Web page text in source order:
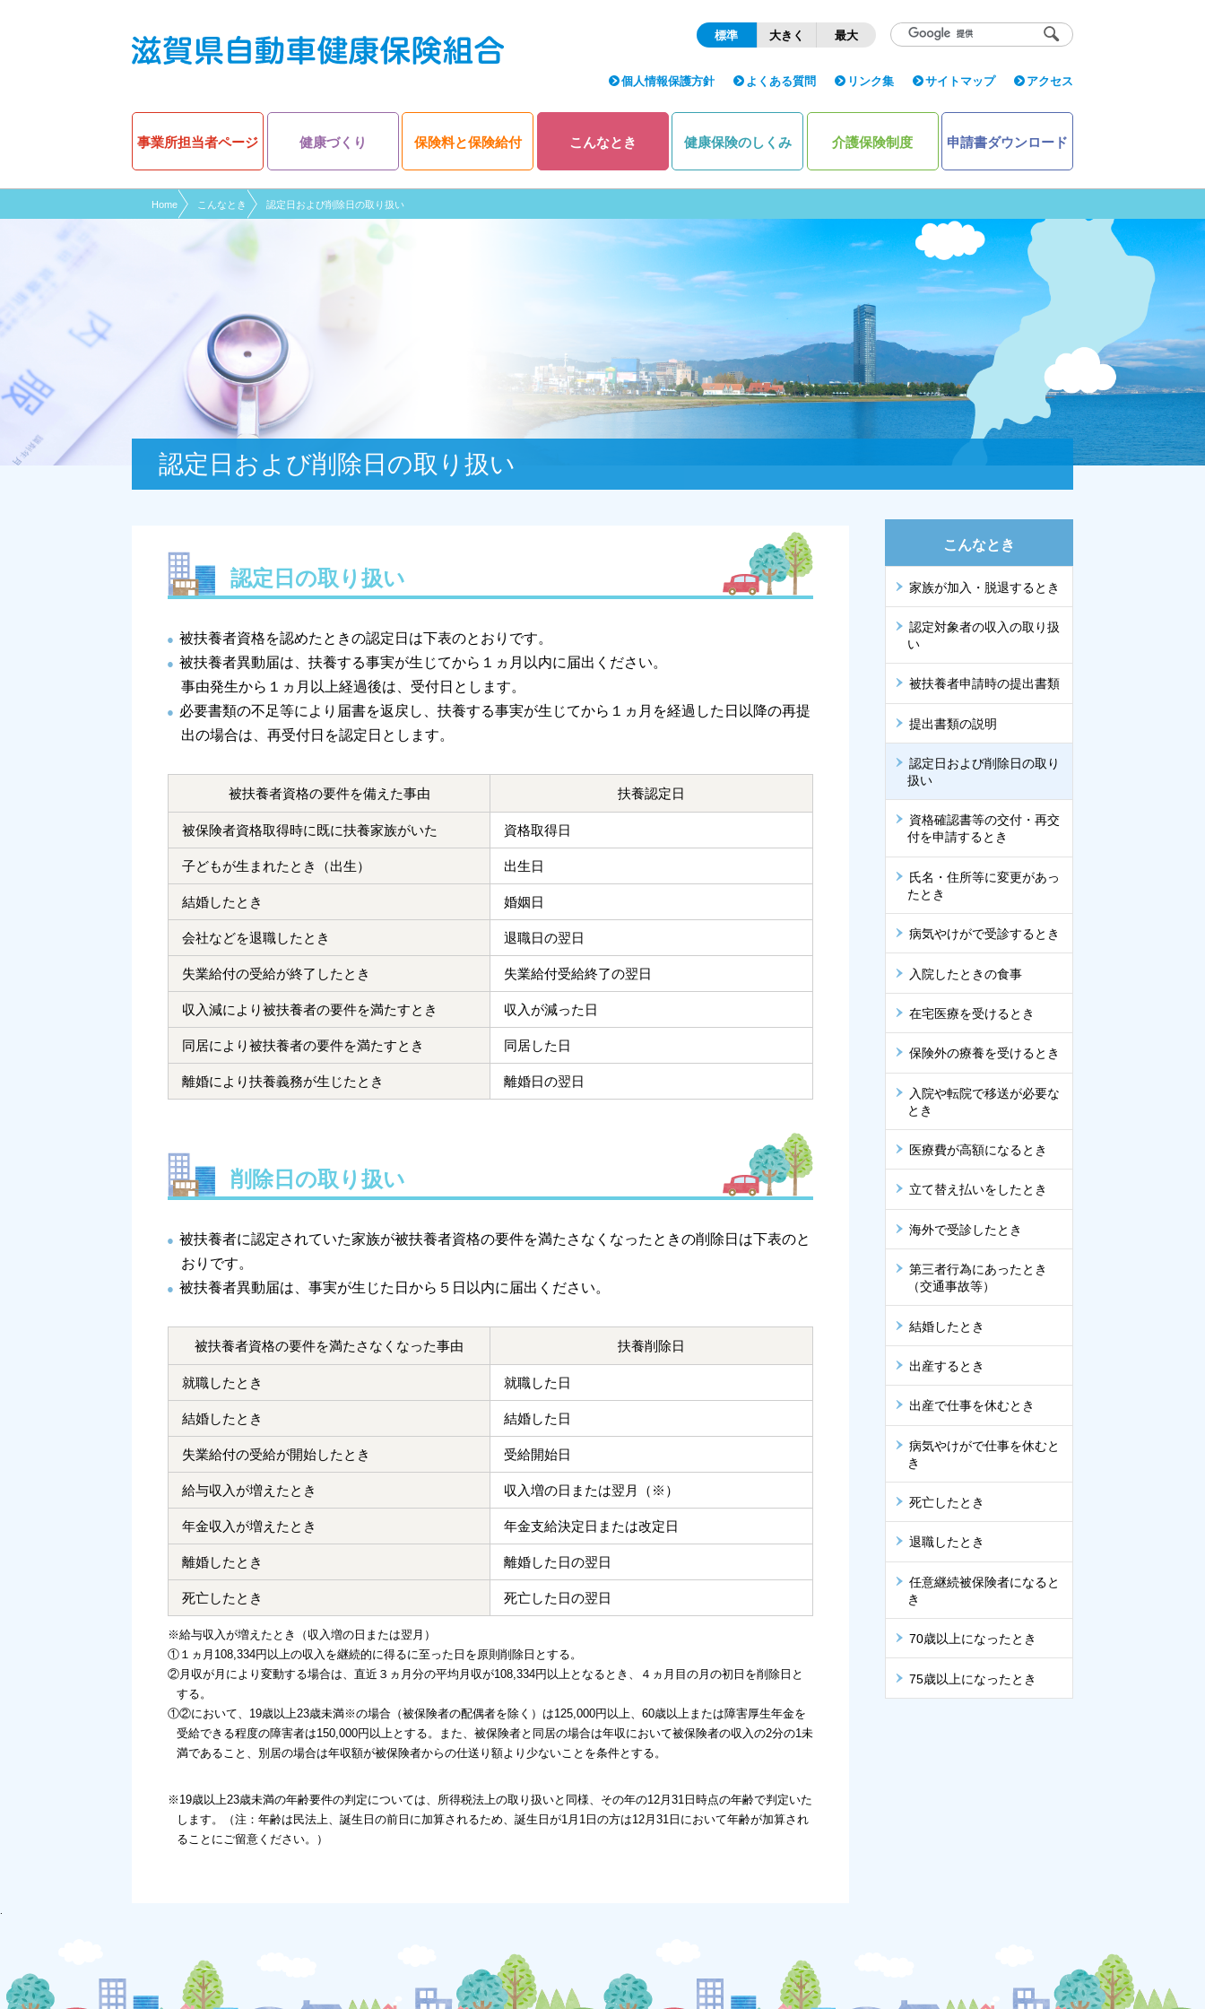
事業所担当者ページ 健康づくり 保険料と保険給付 こんなとき 健康保険のしくみ 介護保険制度 申請書ダウンロード
個人情報保護方針 よくある質問 リンク集 サイトマップ アクセス
標準 大きく 最大
Home こんなとき 認定日および削除日の取り扱い
認定日および削除日の取り扱い
認定日の取り扱い
被扶養者資格を認めたときの認定日は下表のとおりです。
被扶養者異動届は、扶養する事実が生じてから１ヵ月以内に届出ください。
事由発生から１ヵ月以上経過後は、受付日とします。
必要書類の不足等により届書を返戻し、扶養する事実が生じてから１ヵ月を経過した日以降の再提
出の場合は、再受付日を認定日とします。
被扶養者資格の要件を備えた事由 扶養認定日
被保険者資格取得時に既に扶養家族がいた 資格取得日
子どもが生まれたとき（出生） 出生日
結婚したとき 婚姻日
会社などを退職したとき 退職日の翌日
失業給付の受給が終了したとき 失業給付受給終了の翌日
収入減により被扶養者の要件を満たすとき 収入が減った日
同居により被扶養者の要件を満たすとき 同居した日
離婚により扶養義務が生じたとき 離婚日の翌日
削除日の取り扱い
被扶養者に認定されていた家族が被扶養者資格の要件を満たさなくなったときの削除日は下表のと
おりです。
被扶養者異動届は、事実が生じた日から５日以内に届出ください。
被扶養者資格の要件を満たさなくなった事由 扶養削除日
就職したとき 就職した日
結婚したとき 結婚した日
失業給付の受給が開始したとき 受給開始日
給与収入が増えたとき 収入増の日または翌月（※）
年金収入が増えたとき 年金支給決定日または改定日
離婚したとき 離婚した日の翌日
死亡したとき 死亡した日の翌日
※給与収入が増えたとき（収入増の日または翌月）
①１ヵ月108,334円以上の収入を継続的に得るに至った日を原則削除日とする。
②月収が月により変動する場合は、直近３ヵ月分の平均月収が108,334円以上となるとき、４ヵ月目の月の初日を削除日と
する。
①②において、19歳以上23歳未満※の場合（被保険者の配偶者を除く）は125,000円以上、60歳以上または障害厚生年金を
受給できる程度の障害者は150,000円以上とする。また、被保険者と同居の場合は年収において被保険者の収入の2分の1未
満であること、別居の場合は年収額が被保険者からの仕送り額より少ないことを条件とする。
※19歳以上23歳未満の年齢要件の判定については、所得税法上の取り扱いと同様、その年の12月31日時点の年齢で判定いた
します。（注：年齢は民法上、誕生日の前日に加算されるため、誕生日が1月1日の方は12月31日において年齢が加算され
ることにご留意ください。）
こんなとき
家族が加入・脱退するとき
認定対象者の収入の取り扱
い
被扶養者申請時の提出書類
提出書類の説明
認定日および削除日の取り
扱い
資格確認書等の交付・再交
付を申請するとき
氏名・住所等に変更があっ
たとき
病気やけがで受診するとき
入院したときの食事
在宅医療を受けるとき
保険外の療養を受けるとき
入院や転院で移送が必要な
とき
医療費が高額になるとき
立て替え払いをしたとき
海外で受診したとき
第三者行為にあったとき
（交通事故等）
結婚したとき
出産するとき
出産で仕事を休むとき
病気やけがで仕事を休むと
き
死亡したとき
退職したとき
任意継続被保険者になると
き
70歳以上になったとき
75歳以上になったとき